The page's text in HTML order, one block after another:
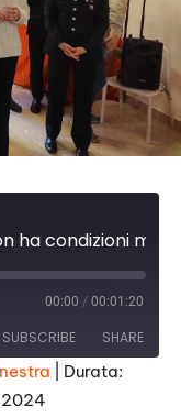
00:00 / 00:01:20
SUBSCRIBE SHARE
Durata:
2024